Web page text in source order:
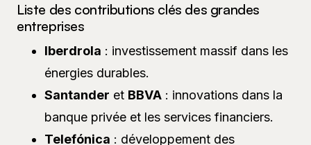
Liste des contributions clés des grandes
entreprises
Iberdrola : investissement massif dans les
énergies durables.
Santander et BBVA : innovations dans la
banque privée et les services financiers.
Telefónica : développement des